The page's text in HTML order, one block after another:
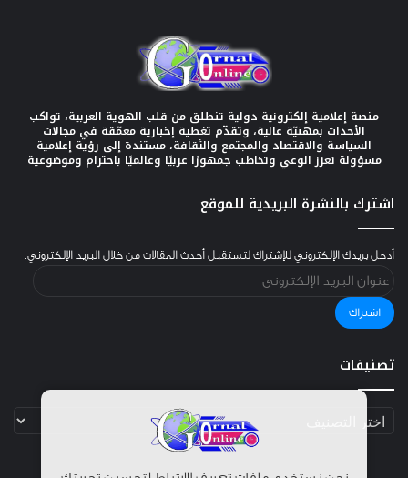
منصة إعلامية إلكترونية دولية تنطلق من قلب الهوية العربية، تواكب
الأحداث بمهنيّة عالية، وتقدّم تغطية إخبارية معمّقة في مجالات
السياسة والاقتصاد والمجتمع والثقافة، مستندة إلى رؤية إعلامية
مسؤولة تعزز الوعي وتخاطب جمهورًا عربيًا وعالميًا باحترام وموضوعية
اشترك بالنشرة البريدية للموقع
أدخل بريدك الإلكتروني للإشتراك لتستقبل أحدث المقالات من خلال البريد الإلكتروني.
البريد
الإلكتروني
اشتراك
تصنيفات
تصنيفات